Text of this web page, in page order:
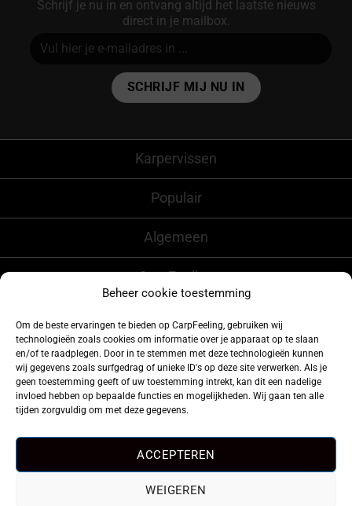
Beheer cookie toestemming
Om de beste ervaringen te bieden op CarpFeeling, gebruiken wij
technologieën zoals cookies om informatie over je apparaat op te slaan
en/of te raadplegen. Door in te stemmen met deze technologieën kunnen
wij gegevens zoals surfgedrag of unieke ID's op deze site verwerken. Als je
geen toestemming geeft of uw toestemming intrekt, kan dit een nadelige
invloed hebben op bepaalde functies en mogelijkheden. Wij gaan ten alle
tijden zorgvuldig om met deze gegevens.
ACCEPTEREN
WEIGEREN
Schrijf je nu in en ontvang altijd het laatste nieuws
direct in je mailbox.
Karpervissen
Populair
Algemeen
CarpFeeling
Volg ons ook op